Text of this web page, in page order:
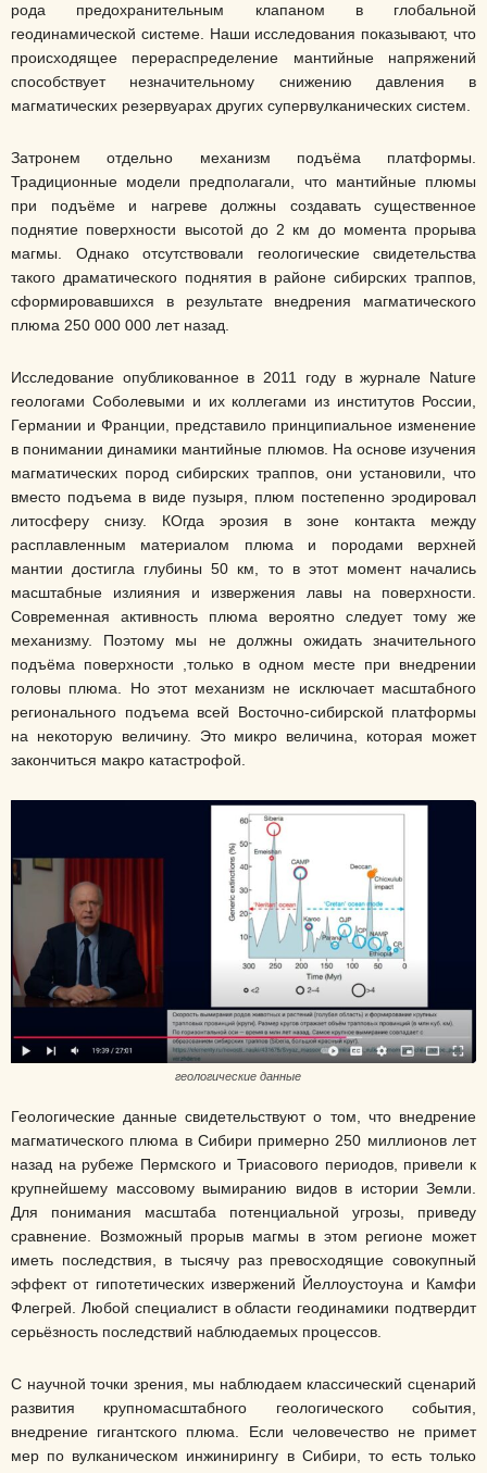
рода предохранительным клапаном в глобальной
геодинамической системе. Наши исследования показывают, что
происходящее перераспределение мантийные напряжений
способствует незначительному снижению давления в
магматических резервуарах других супервулканических систем.
Затронем отдельно механизм подъёма платформы.
Традиционные модели предполагали, что мантийные плюмы
при подъёме и нагреве должны создавать существенное
поднятие поверхности высотой до 2 км до момента прорыва
магмы. Однако отсутствовали геологические свидетельства
такого драматического поднятия в районе сибирских траппов,
сформировавшихся в результате внедрения магматического
плюма 250 000 000 лет назад.
Исследование опубликованное в 2011 году в журнале Nature
геологами Соболевыми и их коллегами из институтов России,
Германии и Франции, представило принципиальное изменение
в понимании динамики мантийные плюмов. На основе изучения
магматических пород сибирских траппов, они установили, что
вместо подъема в виде пузыря, плюм постепенно эродировал
литосферу снизу. КОгда эрозия в зоне контакта между
расплавленным материалом плюма и породами верхней
мантии достигла глубины 50 км, то в этот момент начались
масштабные излияния и извержения лавы на поверхности.
Современная активность плюма вероятно следует тому же
механизму. Поэтому мы не должны ожидать значительного
подъёма поверхности ,только в одном месте при внедрении
головы плюма. Но этот механизм не исключает масштабного
регионального подъема всей Восточно-сибирской платформы
на некоторую величину. Это микро величина, которая может
закончиться макро катастрофой.
геологические данные
Геологические данные свидетельствуют о том, что внедрение
магматического плюма в Сибири примерно 250 миллионов лет
назад на рубеже Пермского и Триасового периодов, привели к
крупнейшему массовому вымиранию видов в истории Земли.
Для понимания масштаба потенциальной угрозы, приведу
сравнение. Возможный прорыв магмы в этом регионе может
иметь последствия, в тысячу раз превосходящие совокупный
эффект от гипотетических извержений Йеллоустоуна и Камфи
Флегрей. Любой специалист в области геодинамики подтвердит
серьёзность последствий наблюдаемых процессов.
С научной точки зрения, мы наблюдаем классический сценарий
развития крупномасштабного геологического события,
внедрение гигантского плюма. Если человечество не примет
мер по вулканическом инжинирингу в Сибири, то есть только